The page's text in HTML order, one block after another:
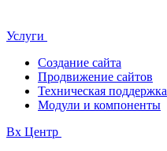
Услуги
Создание сайта
Продвижение сайтов
Техническая поддержка
Модули и компоненты
Bx Центр